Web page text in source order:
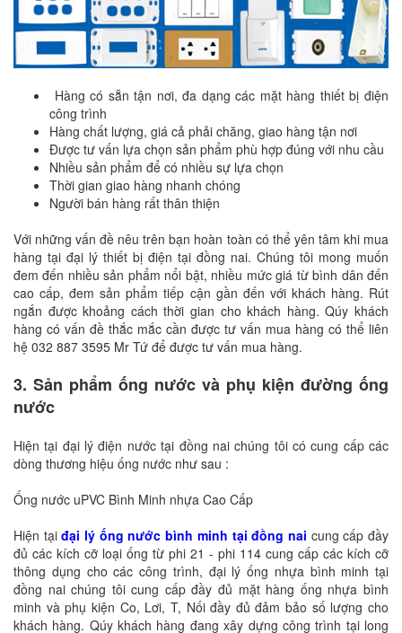
Hàng có sẵn tận nơi, đa dạng các mặt hàng thiết bị điện
công trình
Hàng chất lượng, giá cả phải chăng, giao hàng tận nơi
Được tư vấn lựa chọn sản phẩm phù hợp đúng với nhu cầu
Nhiều sản phẩm để có nhiều sự lựa chọn
Thời gian giao hàng nhanh chóng
Người bán hàng rất thân thiện
Với những vấn đề nêu trên bạn hoàn toàn có thể yên tâm khi mua
hàng tại đại lý thiết bị điện tại đồng nai. Chúng tôi mong muốn
đem đến nhiều sản phẩm nổi bật, nhiều mức giá từ bình dân đến
cao cấp, đem sản phẩm tiếp cận gần đến với khách hàng. Rút
ngắn được khoảng cách thời gian cho khách hàng. Qúy khách
hàng có vấn đề thắc mắc cần được tư vấn mua hàng có thể liên
hệ 032 887 3595 Mr Tứ để được tư vấn mua hàng.
3. Sản phẩm ống nước và phụ kiện đường ống
nước
Hiện tại đại lý điện nước tại đồng nai chúng tôi có cung cấp các
dòng thương hiệu ống nước như sau :
Ống nước uPVC Bình Minh nhựa Cao Cấp
Hiện tạiđại lý ống nước bình minh tại đồng nai cung cấp đầy
đủ các kích cỡ loại ống từ phi 21 - phi 114 cung cấp các kích cỡ
thông dụng cho các công trình, đại lý ống nhựa bình minh tại
đồng nai chúng tôi cung cấp đầy đủ mặt hàng ống nhựa bình
minh và phụ kiện Co, Lơi, T, Nối đầy đủ đảm bảo số lượng cho
khách hàng. Qúy khách hàng đang xây dựng công trình tại long